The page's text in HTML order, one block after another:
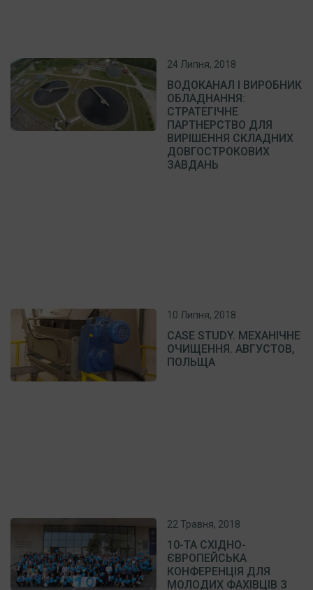
24 Липня, 2018
ВОДОКАНАЛ І ВИРОБНИК
ОБЛАДНАННЯ:
СТРАТЕГІЧНЕ
ПАРТНЕРСТВО ДЛЯ
ВИРІШЕННЯ СКЛАДНИХ
ДОВГОСТРОКОВИХ
ЗАВДАНЬ
10 Липня, 2018
CASE STUDY. МЕХАНІЧНЕ
ОЧИЩЕННЯ. АВГУСТОВ,
ПОЛЬЩА
22 Травня, 2018
10-ТА СХІДНО-
ЄВРОПЕЙСЬКА
КОНФЕРЕНЦІЯ ДЛЯ
МОЛОДИХ ФАХІВЦІВ З